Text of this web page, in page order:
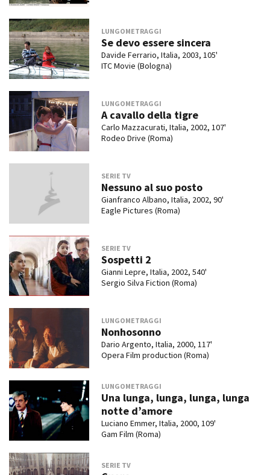
LUNGOMETRAGGI
Se devo essere sincera
Davide Ferrario, Italia, 2003, 105'
ITC Movie (Bologna)
LUNGOMETRAGGI
A cavallo della tigre
Carlo Mazzacurati, Italia, 2002, 107'
Rodeo Drive (Roma)
SERIE TV
Nessuno al suo posto
Gianfranco Albano, Italia, 2002, 90'
Eagle Pictures (Roma)
SERIE TV
Sospetti 2
Gianni Lepre, Italia, 2002, 540'
Sergio Silva Fiction (Roma)
LUNGOMETRAGGI
Nonhosonno
Dario Argento, Italia, 2000, 117'
Opera Film production (Roma)
LUNGOMETRAGGI
Una lunga, lunga, lunga, lunga
notte d’amore
Luciano Emmer, Italia, 2000, 109'
Gam Film (Roma)
SERIE TV